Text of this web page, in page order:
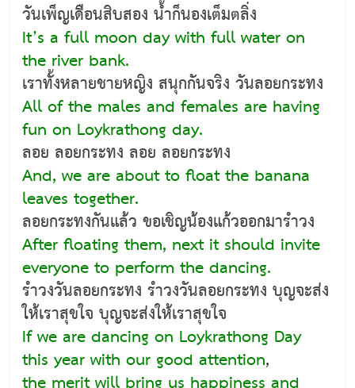
วันเพ็ญเดือนสิบสอง น้ำก็นองเต็มตลิ่ง
It’s a full moon day with full water on
the river bank.
เราทั้งหลายชายหญิง สนุกกันจริง วันลอยกระทง
All of the males and females are having
fun on Loykrathong day.
ลอย ลอยกระทง ลอย ลอยกระทง
And, we are about to float the banana
leaves together.
ลอยกระทงกันแล้ว ขอเชิญน้องแก้วออกมารำวง
After floating them, next it should invite
everyone to perform the dancing.
รำวงวันลอยกระทง รำวงวันลอยกระทง บุญจะส่ง
ให้เราสุขใจ บุญจะส่งให้เราสุขใจ
If we are dancing on Loykrathong Day
this year with our good attention,